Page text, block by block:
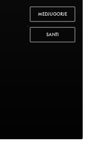
MEDJUGORJE
,
SANTI